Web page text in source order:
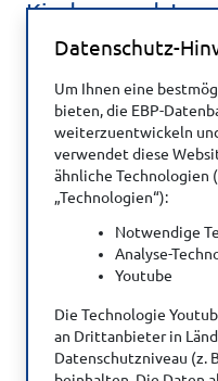
Kindern und
länger
verbessern? Ein
Review
Heinekamp A, Molnar
Interventions to
Postconcussion
American
doi.org/10.5014/
Datenschutz-
Um Ihnen eine
bieten, die EBP-
weiterzuentwickeln
verwendet diese
ähnliche Technologien
„Technologien“):
Notwendige
Analyse-
Youtube
Die Technologie
an Drittanbieter in
Datenschutzniveau (z.